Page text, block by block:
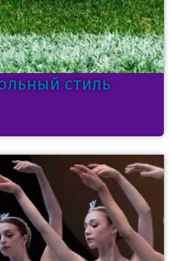
стиль